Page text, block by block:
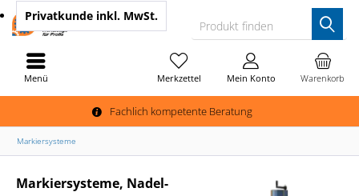
Fachlich kompetente Beratung
Produkt finden
Warenkorb
Merkzettel Mein Konto
Privatkunde inkl. MwSt.
Menü
Markiersysteme
Markiersysteme, Nadel-